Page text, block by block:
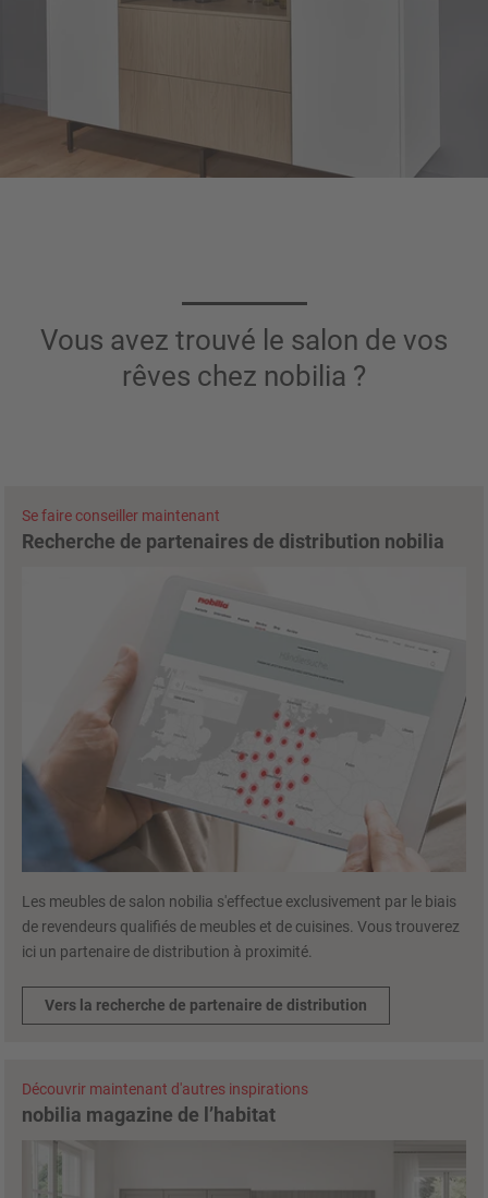
Vous avez trouvé le salon de vos
rêves chez nobilia ?
Se faire conseiller maintenant
Recherche de partenaires de distribution nobilia
Les meubles de salon nobilia s'effectue exclusivement par le biais
de revendeurs qualifiés de meubles et de cuisines. Vous trouverez
ici un partenaire de distribution à proximité.
Vers la recherche de partenaire de distribution
Découvrir maintenant d'autres inspirations
nobilia magazine de l’habitat